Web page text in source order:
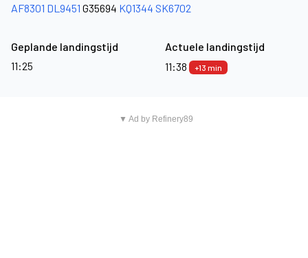
AF8301 DL9451 G35694 KQ1344 SK6702
Geplande landingstijd
11:25
Actuele landingstijd
11:38
+13 min
▼ Ad by Refinery89